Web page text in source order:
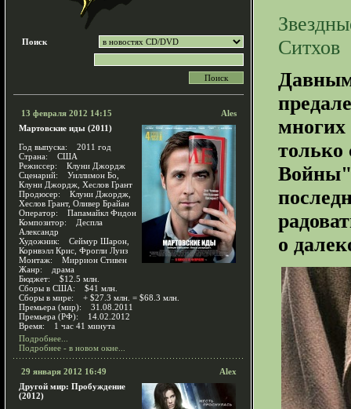
Поиск
13 февраля 2012 14:15
Ales
Мартовские иды (2011)
Год выпуска: 2011 год
Страна: США
Режиссер: Клуни Джордж
Сценарий: Уиллимон Бо,
Клуни Джордж, Хеслов Грант
Продюсер: Клуни Джордж,
Хеслов Грант, Оливер Брайан
Оператор: Папамайкл Фидон
Композитор: Деспла
Александр
Художник: Сеймур Шарон,
Корнвэлл Крис, Фрогли Луиз
Монтаж: Миррион Стивен
Жанр: драма
Бюджет: $12.5 млн.
Сборы в США: $41 млн.
Сборы в мире: + $27.3 млн. = $68.3 млн.
Премьера (мир): 31.08.2011
Премьера (РФ): 14.02.2012
Время: 1 час 41 минута
Подробнее...
Подробнее - в новом окне...
29 января 2012 16:49
Alex
Другой мир: Пробуждение
(2012)
Ситхов
многих
о